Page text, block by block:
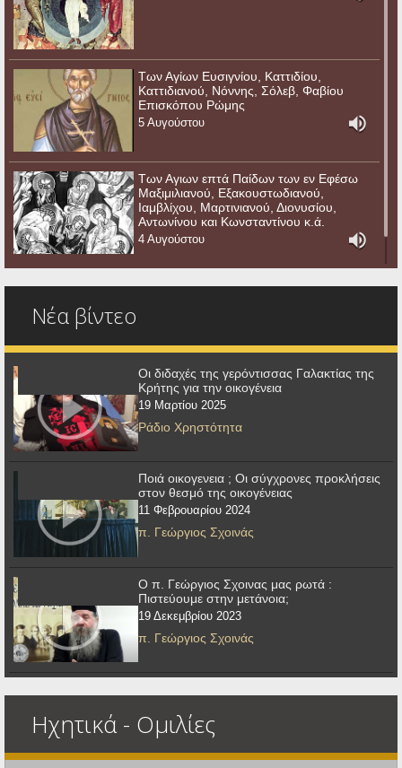
Των Αγίων Ευσιγνίου, Καττιδίου,
Καττιδιανού, Νόννης, Σόλεβ, Φαβίου
Επισκόπου Ρώμης
5 Αυγούστου
Των Αγιων επτά Παίδων των εν Εφέσω
Μαξιμιλιανού, Εξακουστωδιανού,
Ιαμβλίχου, Μαρτινιανού, Διονυσίου,
Αντωνίνου και Κωνσταντίνου κ.ά.
4 Αυγούστου
Νέα βίντεο
Οι διδαχές της γερόντισσας Γαλακτίας της
Κρήτης για την οικογένεια
19 Μαρτίου 2025
Ράδιο Χρηστότητα
Ποιά οικογενεια ; Οι σύγχρονες προκλήσεις
στον θεσμό της οικογένειας
11 Φεβρουαρίου 2024
π. Γεώργιος Σχοινάς
Ο π. Γεώργιος Σχοινας μας ρωτά :
Πιστεύουμε στην μετάνοια;
19 Δεκεμβρίου 2023
π. Γεώργιος Σχοινάς
Ηχητικά - Ομιλίες